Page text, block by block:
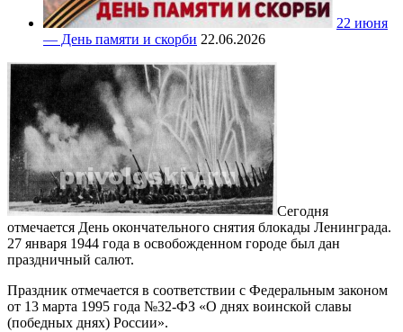
22 июня
— День памяти и скорби 22.06.2026
Сегодня
отмечается День окончательного снятия блокады Ленинграда.
27 января 1944 года в освобожденном городе был дан
праздничный салют.
Праздник отмечается в соответствии с Федеральным законом
от 13 марта 1995 года №32-ФЗ «О днях воинской славы
(победных днях) России».